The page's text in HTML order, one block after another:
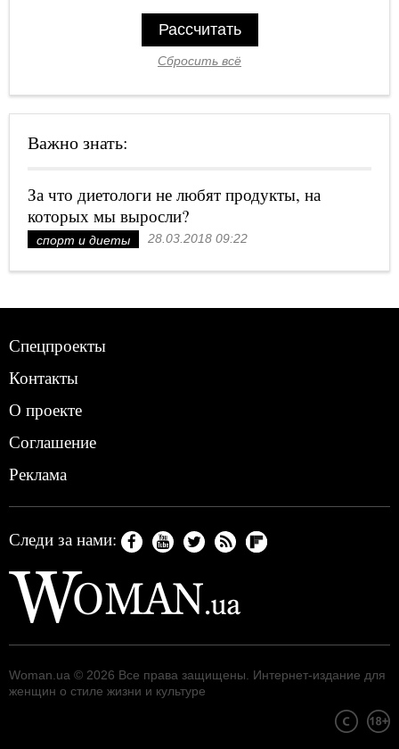
Рассчитать
Сбросить всё
Важно знать:
За что диетологи не любят продукты, на
которых мы выросли?
спорт и диеты 28.03.2018 09:22
Спецпроекты
Контакты
О проекте
Соглашение
Реклама
Следи за нами:
Woman.ua © 2026 Все права защищены. Интернет-издание для
женщин о стиле жизни и культуре